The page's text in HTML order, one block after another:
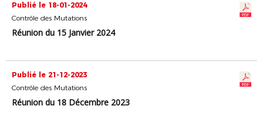
Publié le 18-01-2024
Contrôle des Mutations
Réunion du 15 Janvier 2024
Publié le 21-12-2023
Contrôle des Mutations
Réunion du 18 Décembre 2023